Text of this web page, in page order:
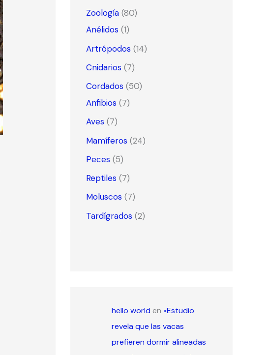
Zoología (80)
Anélidos (1)
Artrópodos (14)
Cnidarios (7)
Cordados (50)
Anfibios (7)
Aves (7)
Mamíferos (24)
Peces (5)
Reptiles (7)
Moluscos (7)
Tardígrados (2)
hello world en «Estudio
revela que las vacas
prefieren dormir alineadas